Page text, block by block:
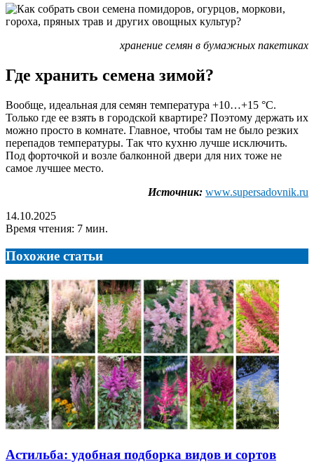
хранение семян в бумажных пакетиках
Где хранить семена зимой?
Вообще, идеальная для семян температура +10…+15 °С.
Только где ее взять в городской квартире? Поэтому держать их
можно просто в комнате. Главное, чтобы там не было резких
перепадов температуры. Так что кухню лучше исключить.
Под форточкой и возле балконной двери для них тоже не
самое лучшее место.
Источник: www.supersadovnik.ru
14.10.2025
Время чтения: 7 мин.
Похожие статьи
Астильба: удобная подборка видов и сортов